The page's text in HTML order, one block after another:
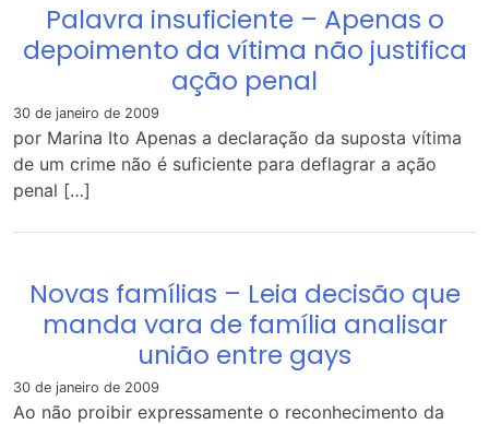
Palavra insuficiente – Apenas o
depoimento da vítima não justifica
ação penal
30 de janeiro de 2009
por Marina Ito Apenas a declaração da suposta vítima
de um crime não é suficiente para deflagrar a ação
penal […]
Novas famílias – Leia decisão que
manda vara de família analisar
união entre gays
30 de janeiro de 2009
Ao não proibir expressamente o reconhecimento da